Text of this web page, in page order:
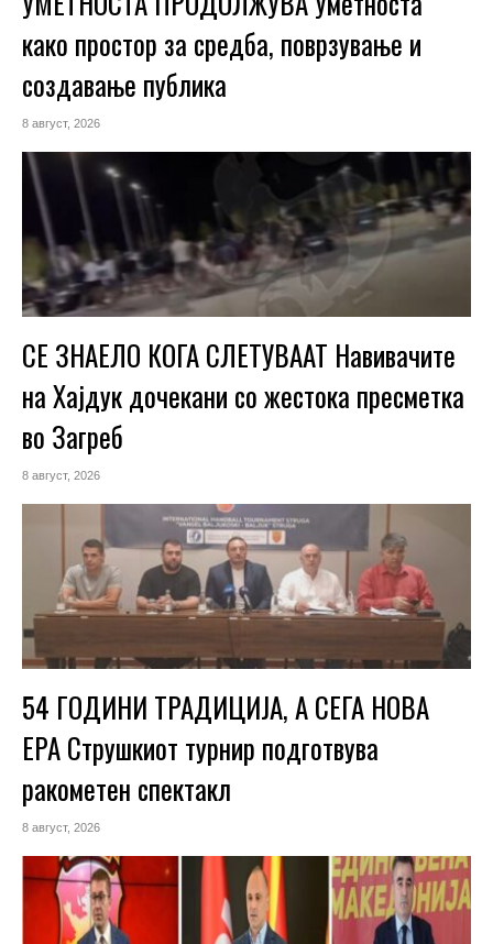
како простор за средба, поврзување и
создавање публика
8 август, 2026
СЕ ЗНАЕЛО КОГА СЛЕТУВААТ Навивачите
на Хајдук дочекани со жестока пресметка
во Загреб
8 август, 2026
54 ГОДИНИ ТРАДИЦИЈА, А СЕГА НОВА
ЕРА Струшкиот турнир подготвува
ракометен спектакл
8 август, 2026